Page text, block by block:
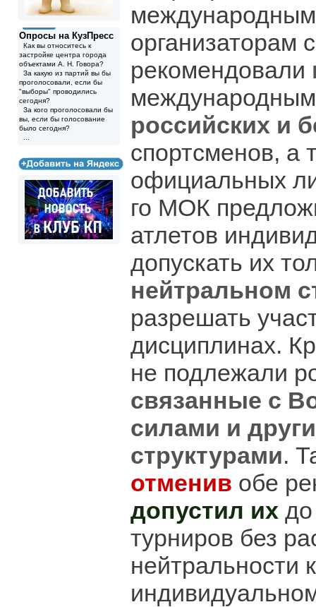
Опросы на КузПресс
Как вы относитесь к
застройке центра города
объектами А. Н. Говора?
За какую из партий вы бы
проголосовали, если бы
"выборы" проводились
сегодня?
За кого проголосовали бы
вы, если бы голосование
было сегодня?
организаторам
рекомендовали
российских и
спортсменов, а
официальных
го МОК
атлетов
допускать их
нейтральном
разрешать
дисциплинах.
не подлежали
связанные с
силами и
структурами.
отменив обе
допустил их
турниров без
нейтральности